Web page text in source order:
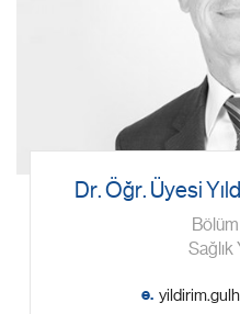
Dr. Öğr. Üyesi
e.